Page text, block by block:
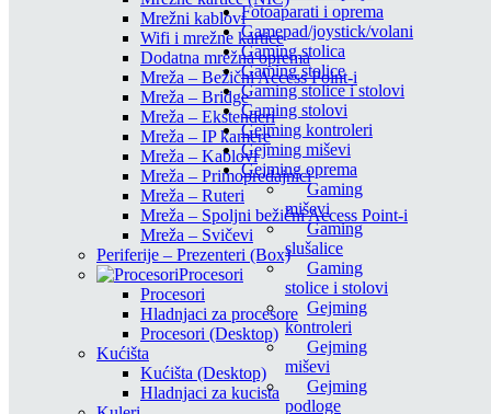
Fotoaparati i oprema
Gamepad/joystick/volani
Gaming stolica
Gaming stolice
Gaming stolice i stolovi
Gaming stolovi
Gejming kontroleri
Gejming miševi
Gejming oprema
Gaming
miševi
Gaming
slušalice
Gaming
stolice i stolovi
Gejming
kontroleri
Gejming
miševi
Gejming
podloge
Mrežni kablovi
Wifi i mrežne kartice
Dodatna mrežna oprema
Mreža – Bežični Access Point-i
Mreža – Bridge
Mreža – Ekstenderi
Mreža – IP kamere
Mreža – Kablovi
Mreža – Primopredajnici
Mreža – Ruteri
Mreža – Spoljni bežični Access Point-i
Mreža – Svičevi
Periferije – Prezenteri (Box)
Procesori
Procesori
Hladnjaci za procesore
Procesori (Desktop)
Kućišta
Kućišta (Desktop)
Hladnjaci za kucista